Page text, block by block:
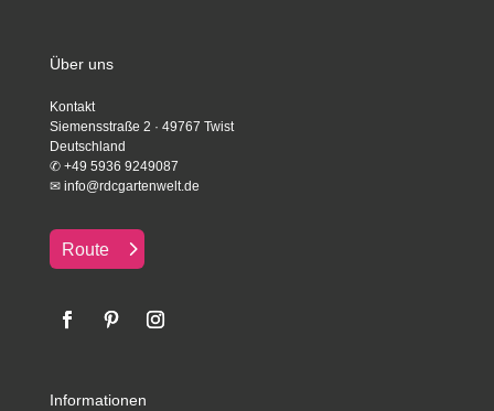
Über uns
Kontakt
Siemensstraße 2 · 49767 Twist
Deutschland
✆ +49 5936 9249087
✉ info@rdcgartenwelt.de
Route
Informationen